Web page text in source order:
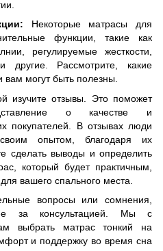
Некоторые матрасы для
функции, такие как
регулируемые жесткости,
другие. Рассмотрите, какие
могут быть полезны.
изучите отзывы. Это поможет
о качестве и
покупателей. В отзывах люди
опытом, благодаря их
сделать выводы и определить
который будет практичным,
вашего спального места.
вопросы или сомнения,
за консультацией. Мы с
выбрать матрас тонкий на
и поддержку во время сна